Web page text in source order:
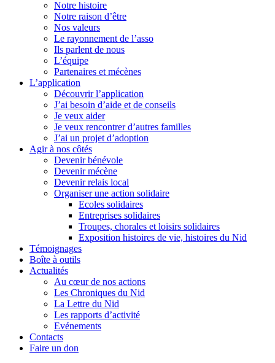
Notre histoire
Notre raison d’être
Nos valeurs
Le rayonnement de l’asso
Ils parlent de nous
L’équipe
Partenaires et mécènes
L’application
Découvrir l’application
J’ai besoin d’aide et de conseils
Je veux aider
Je veux rencontrer d’autres familles
J’ai un projet d’adoption
Agir à nos côtés
Devenir bénévole
Devenir mécène
Devenir relais local
Organiser une action solidaire
Ecoles solidaires
Entreprises solidaires
Troupes, chorales et loisirs solidaires
Exposition histoires de vie, histoires du Nid
Témoignages
Boîte à outils
Actualités
Au cœur de nos actions
Les Chroniques du Nid
La Lettre du Nid
Les rapports d’activité
Evénements
Contacts
Faire un don